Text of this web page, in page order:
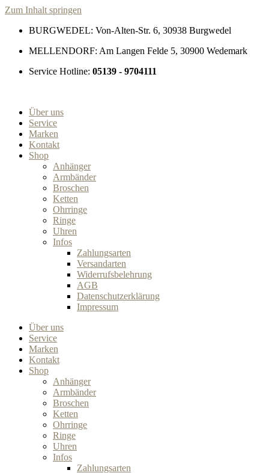
Zum Inhalt springen
BURGWEDEL: Von-Alten-Str. 6, 30938 Burgwedel
MELLENDORF: Am Langen Felde 5, 30900 Wedemark
Service Hotline: 05139 - 9704111
Über uns
Service
Marken
Kontakt
Shop
Anhänger
Armbänder
Broschen
Ketten
Ohrringe
Ringe
Uhren
Infos
Zahlungsarten
Versandarten
Widerrufsbelehrung
AGB
Datenschutzerklärung
Impressum
Über uns
Service
Marken
Kontakt
Shop
Anhänger
Armbänder
Broschen
Ketten
Ohrringe
Ringe
Uhren
Infos
Zahlungsarten